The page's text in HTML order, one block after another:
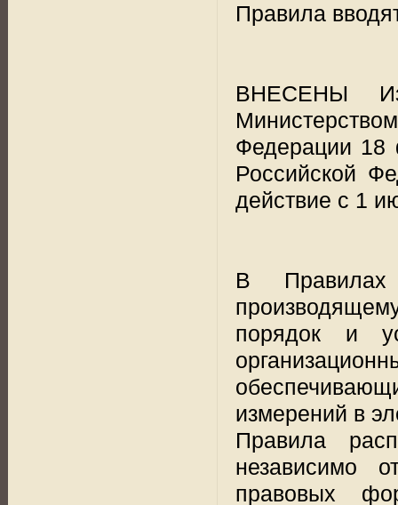
Правила
ВНЕСЕНЫ
Федерации 18
Российской
действие с 1
В Правилах
порядок и
измерений в
Правила
независимо
правовых